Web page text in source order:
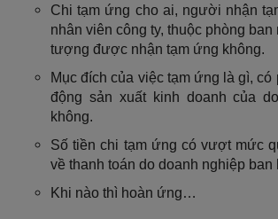
Chi tạm ứng cho ai, người nhận
nhân viên công ty, thuộc phòng ban
tượng được nhận tạm ứng không.
Mục đích của việc tạm ứng là gì, có
động sản xuất kinh doanh của
không.
Số tiền chi tạm ứng có vượt mức
về thanh toán do doanh nghiệp ban
Khi nào thì hoàn ứng…